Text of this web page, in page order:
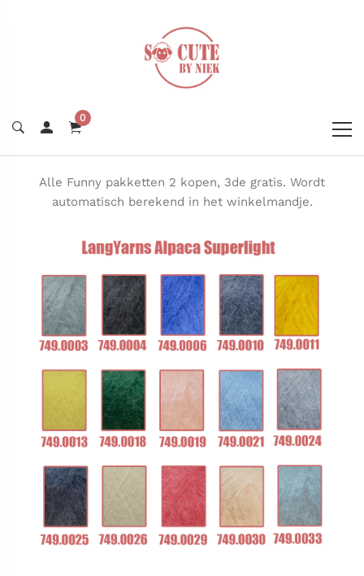
0
Alle Funny pakketten 2 kopen, 3de gratis. Wordt
automatisch berekend in het winkelmandje.